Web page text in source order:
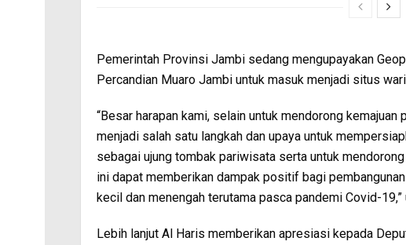
Pemerintah Provinsi Jambi sedang mengupayakan
Percandian Muaro Jambi untuk masuk menjadi situs
“Besar harapan kami, selain untuk mendorong
menjadi salah satu langkah dan upaya untuk
sebagai ujung tombak pariwisata serta untuk
ini dapat memberikan dampak positif bagi
kecil dan menengah terutama pasca pandemi Covid-19,”
Lebih lanjut Al Haris memberikan apresiasi kepada